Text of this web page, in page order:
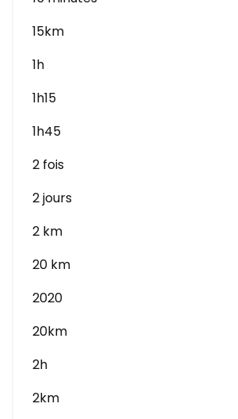
15km
1h
1h15
1h45
2 fois
2 jours
2 km
20 km
2020
20km
2h
2km